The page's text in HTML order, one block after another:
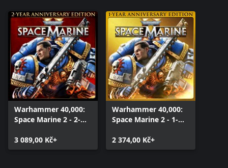
Warhammer 40,000:
Space Marine 2 - 2-
Edition
3 089,00 Kč+
Warhammer 40,000:
Space Marine 2 - 1-
Edition
2 374,00 Kč+